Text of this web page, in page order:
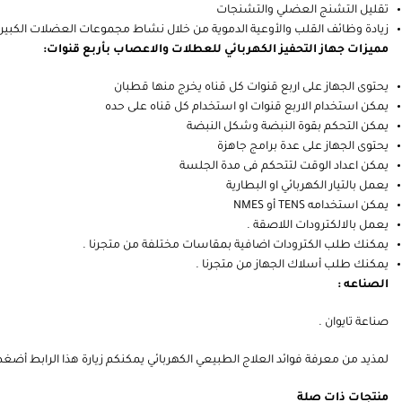
تقليل التشنج العضلي والتشنجات
زيادة وظائف القلب والأوعية الدموية من خلال نشاط مجموعات العضلات
مميزات جهاز التحفيز الكهربائي للعطلات والاعصاب بأربع قنوات:
يحتوى الجهاز على اربع قنوات كل قناه يخرج منها قطبان
يمكن استخدام الاربع قنوات او استخدام كل قناه على حده
يمكن التحكم بقوة النبضة وشكل النبضة
يحتوى الجهاز على عدة برامج جاهزة
يمكن اعداد الوقت لتتحكم فى مدة الجلسة
يعمل بالتيار الكهربائي او البطارية
يمكن استخدامه TENS أو NMES
يعمل بالالكترودات اللاصقة .
يمكنك طلب الكترودات اضافية بمقاسات مختلفة من متجرنا .
يمكنك طلب أسلاك الجهاز من متجرنا .
الصناعه :
صناعة تايوان .
لمذيد من معرفة فوائد العلاج الطبيعي الكهربائي يمكنكم زيارة هذا الرابط
منتجات ذات صلة